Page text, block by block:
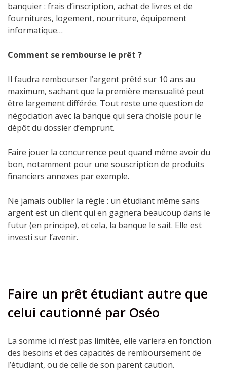
banquier : frais d’inscription, achat de livres et de
fournitures, logement, nourriture, équipement
informatique…
Comment se rembourse le prêt ?
Il faudra rembourser l’argent prêté sur 10 ans au
maximum, sachant que la première mensualité peut
être largement différée. Tout reste une question de
négociation avec la banque qui sera choisie pour le
dépôt du dossier d’emprunt.
Faire jouer la concurrence peut quand même avoir du
bon, notamment pour une souscription de produits
financiers annexes par exemple.
Ne jamais oublier la règle : un étudiant même sans
argent est un client qui en gagnera beaucoup dans le
futur (en principe), et cela, la banque le sait. Elle est
investi sur l’avenir.
Faire un prêt étudiant autre que
celui cautionné par Oséo
La somme ici n’est pas limitée, elle variera en fonction
des besoins et des capacités de remboursement de
l’étudiant, ou de celle de son parent caution.